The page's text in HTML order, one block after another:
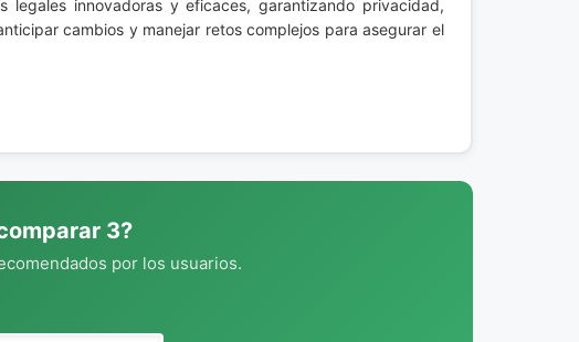
legales innovadoras y eficaces, garantizando privacidad,
cambios y manejar retos complejos para asegurar el
3?
por los usuarios.